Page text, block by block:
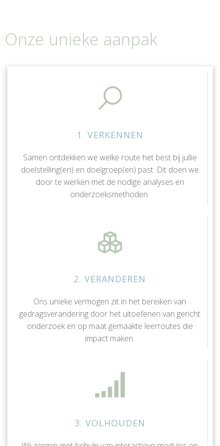
Onze unieke aanpak
1. VERKENNEN
Samen ontdekken we welke route het best bij jullie
doelstelling(en) en doelgroep(en) past. Dit doen we
door te werken met de nodige analyses en
onderzoeksmethoden.
2. VERANDEREN
Ons unieke vermogen zit in het bereiken van
gedragsverandering door het uitoefenen van gericht
onderzoek en op maat gemaakte leerroutes die
impact maken.
3. VOLHOUDEN